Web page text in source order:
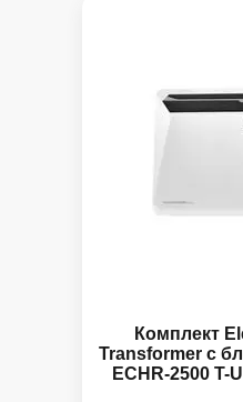
Комплект
Transformer с
ECHR-2500 T-